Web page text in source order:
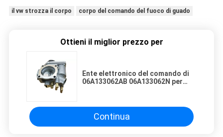
il vw strozza il corpo corpo del comando del fuoco di guado
Ottieni il miglior prezzo per
Ente elettronico del comando di
06A133062AB 06A133062N per
Continua